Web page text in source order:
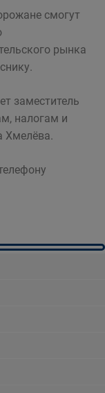
смогут
рынка
заместитель
налогам и
Хмелёва.